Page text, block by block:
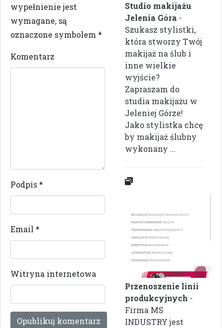
wypełnienie jest
wymagane, są
oznaczone symbolem *
Komentarz
Podpis*
Email *
Witryna internetowa
Studio makijażu
Jelenia Góra -
Szukasz stylistki,
która stworzy Twój
makijaż na ślub i
inne wielkie
wyjście?
Zapraszam do
studia makijażu w
Jeleniej Górze!
Jako stylistka chcę
by makijaż ślubny
wykonany ...
Przenoszenie linii
produkcyjnych -
Firma MS
INDUSTRY jest